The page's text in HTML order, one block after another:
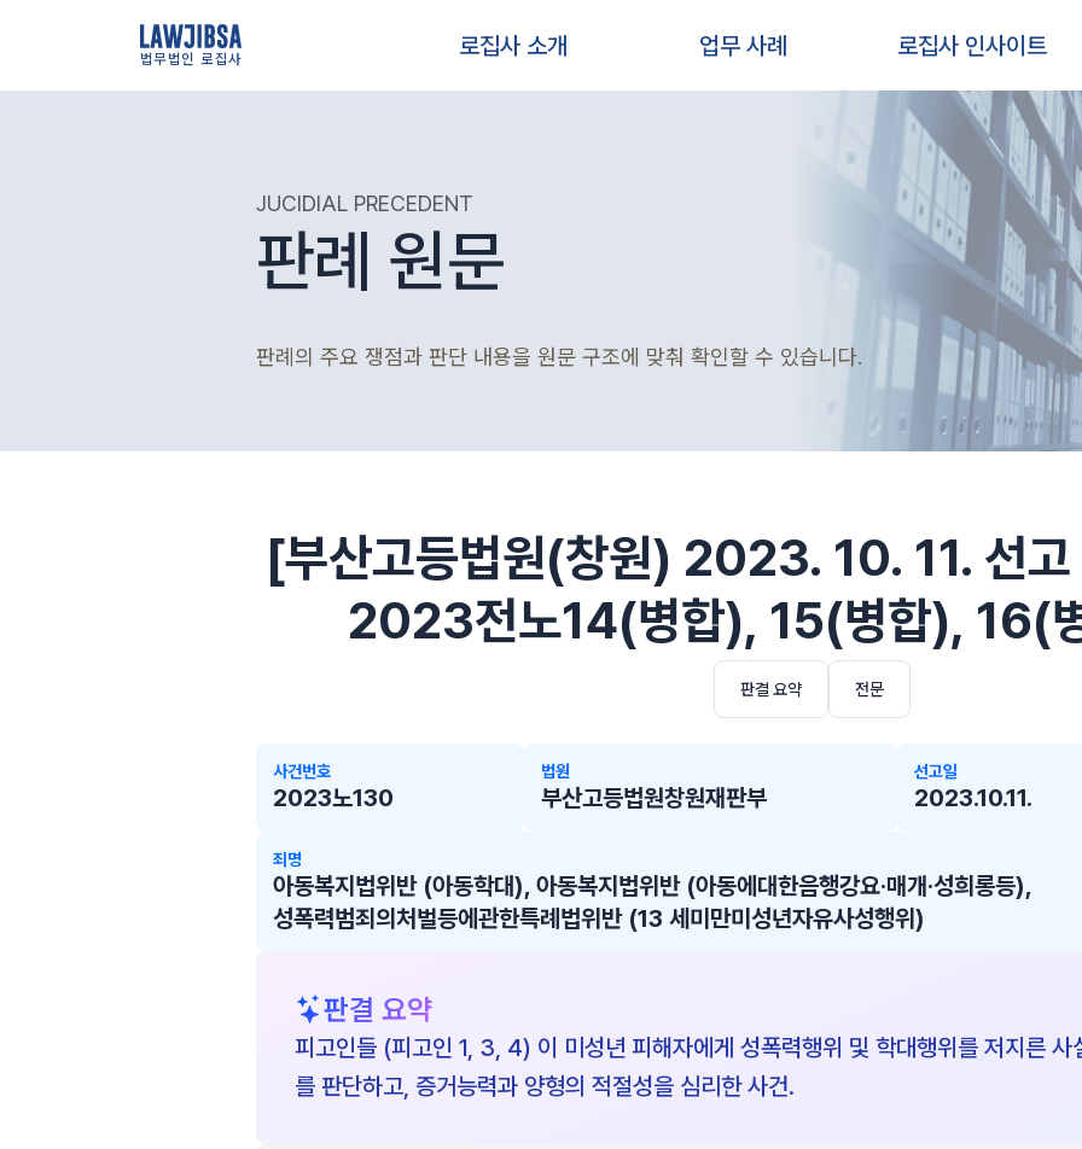
법무법인 로집사 로집사 소개 업무 사례 로집사 인사이트
JUCIDIAL PRECEDENT
판례 원문
판례의 주요 쟁점과 판단 내용을 원문 구조에 맞춰 확인할 수 있습니다.
[부산고등법원(창원) 2023. 10. 11. 선
2023전노14(병합), 15(병합), 16(
판결 요약 전문
사건번호
2023노130
법원
부산고등법원창원재판부
선고일
2023.10.11.
죄명
아동복지법위반 (아동학대), 아동복지법위반 (아동에대한음행강요·매개·성희롱등),
성폭력범죄의처벌등에관한특례법위반 (13 세미만미성년자유사성행위)
판결 요약
피고인들 (피고인 1, 3, 4) 이 미성년 피해자에게 성폭력행위 및 학대행위를 저지른 사
를 판단하고, 증거능력과 양형의 적절성을 심리한 사건.